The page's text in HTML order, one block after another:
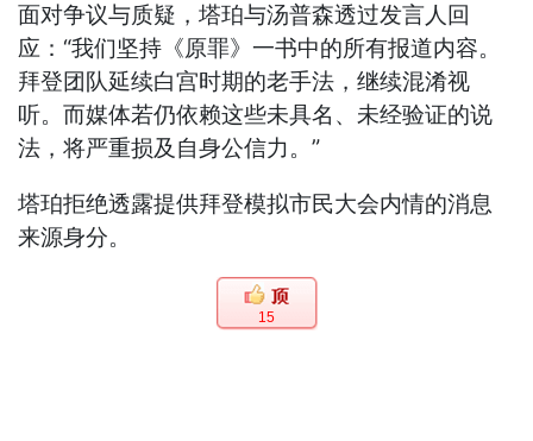
面对争议与质疑，塔珀与汤普森透过发言人回
应：“我们坚持《原罪》一书中的所有报道内容。
拜登团队延续白宫时期的老手法，继续混淆视
听。而媒体若仍依赖这些未具名、未经验证的说
法，将严重损及自身公信力。”
塔珀拒绝透露提供拜登模拟市民大会内情的消息
来源身分。
15